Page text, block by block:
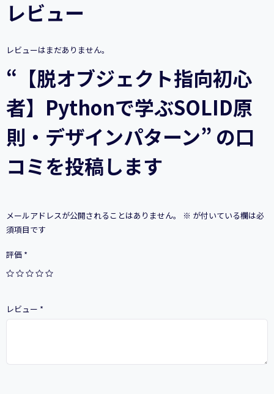
心
者】
学
SOLID
則・
デ
イ
ン
パ
タ
レビュー
レビューはまだありません。
“【脱オブジェクト指向初心
者】Pythonで学ぶSOLID原
則・デザインパターン” の口
コミを投稿します
メールアドレスが公開されることはありません。 ※ が付いている欄は必
須項目です
評価 *
レビュー *